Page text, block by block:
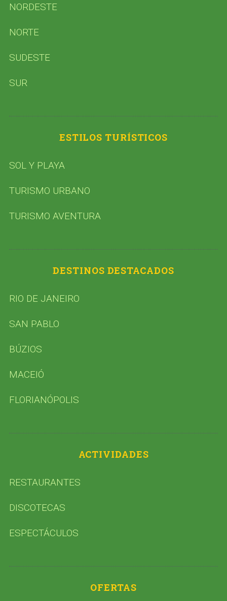
NORDESTE
NORTE
SUDESTE
SUR
ESTILOS TURÍSTICOS
SOL Y PLAYA
TURISMO URBANO
TURISMO AVENTURA
DESTINOS DESTACADOS
RIO DE JANEIRO
SAN PABLO
BÚZIOS
MACEIÓ
FLORIANÓPOLIS
ACTIVIDADES
RESTAURANTES
DISCOTECAS
ESPECTÁCULOS
OFERTAS